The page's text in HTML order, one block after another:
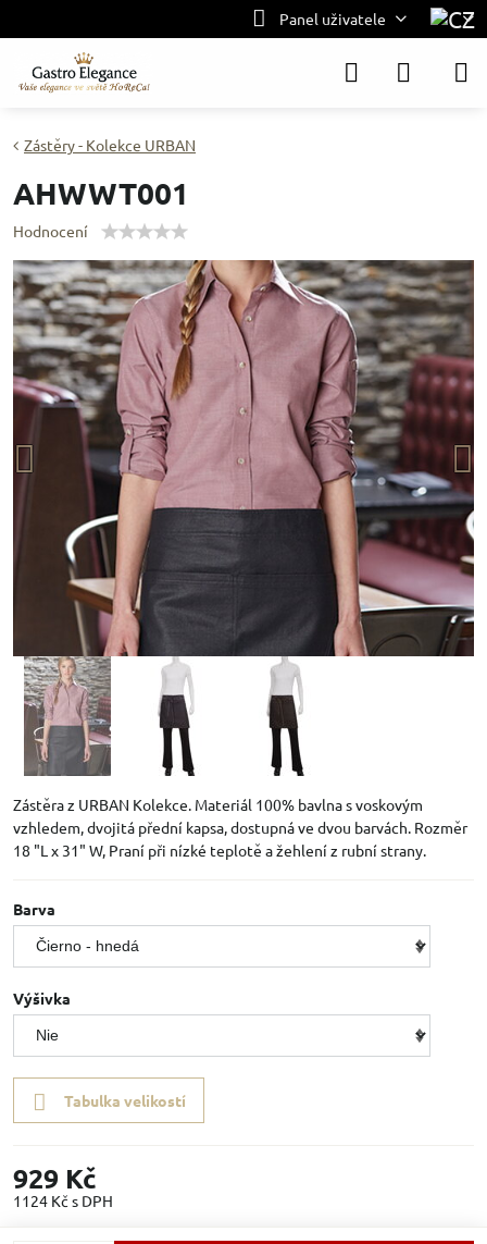
Panel uživatele
Zástěry - Kolekce URBAN
AHWWT001
Hodnocení
Zástěra z URBAN Kolekce. Materiál 100% bavlna s voskovým
vzhledem, dvojitá přední kapsa, dostupná ve dvou barvách. Rozměr
18 "L x 31" W, Praní při nízké teplotě a žehlení z rubní strany.
Barva
Výšivka
Tabulka velikostí
929 Kč
1124 Kč s DPH